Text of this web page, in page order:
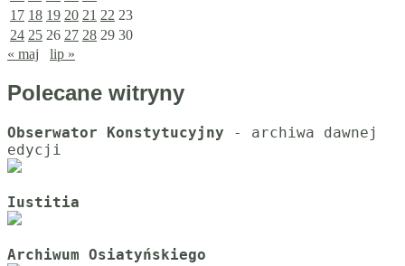
17 18 19 20 21 22 23
24 25 26 27 28 29 30
« maj
lip »
Polecane witryny
Obserwator Konstytucyjny - archiwa dawnej
Iustitia
Archiwum Osiatyńskiego